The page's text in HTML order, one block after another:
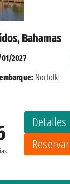
Bahamas
Detalles
Reservar
2027
Norfolk